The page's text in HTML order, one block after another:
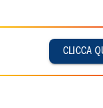
CLICCA